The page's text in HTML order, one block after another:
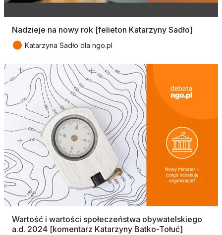
Nadzieje na nowy rok [felieton Katarzyny Sadło]
● Katarzyna Sadło dla ngo.pl
Wartość i wartości społeczeństwa obywatelskiego
a.d. 2024 [komentarz Katarzyny Batko-Tołuć]